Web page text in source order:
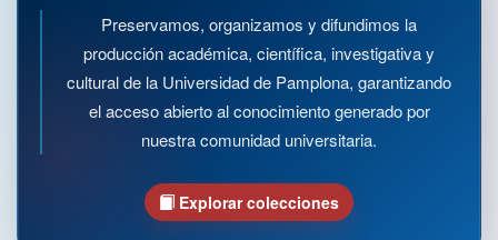
Preservamos, organizamos y difundimos la
producción académica, científica, investigativa y
cultural de la Universidad de Pamplona, garantizando
el acceso abierto al conocimiento generado por
nuestra comunidad universitaria.
Explorar colecciones